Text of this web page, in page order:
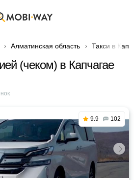
Алматинская область Такси в
(чеком) в Капчагае
9.9 102